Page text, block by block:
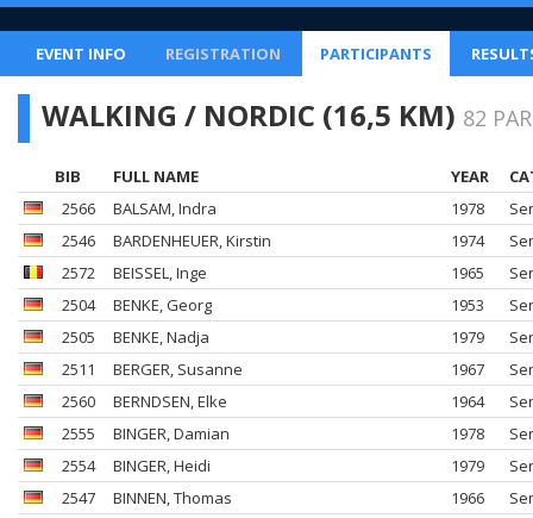
EVENT INFO REGISTRATION PARTICIPANTS
WALKING / NORDIC (16,5 KM) 82
BIB FULL NAME YEAR
2566
BALSAM, Indra 1978
2546
BARDENHEUER, Kirstin 1974
2572
BEISSEL, Inge 1965
2504
BENKE, Georg 1953
2505
BENKE, Nadja 1979
2511
BERGER, Susanne 1967
2560
BERNDSEN, Elke 1964
2555
BINGER, Damian 1978
2554
BINGER, Heidi 1979
2547
BINNEN, Thomas 1966